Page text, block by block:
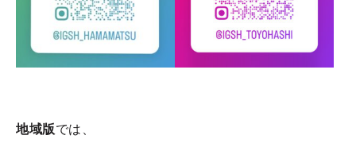
地域版では、